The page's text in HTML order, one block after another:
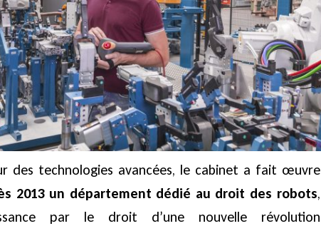
des technologies avancées, le cabinet a fait œuvre
2013 un département dédié au droit des robots,
par le droit d’une nouvelle révolution